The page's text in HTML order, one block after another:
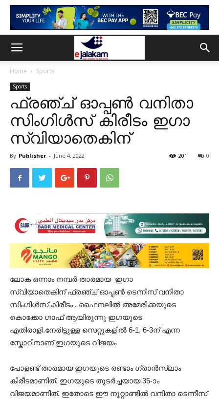
Home Sports
Sports
ഫ്രഞ്ച് ഓപ്പണ്‍ വനിതാ
സിംഗിള്‍സ് കിരീടം ഇഗാ
സ്വിയാതെകിന്
By Publisher - June 4, 2022 0
201
ലോക ഒന്നാം നമ്പര്‍ താരമായ ഇഗാ
സ്വിയാതെകിന് ഫ്രഞ്ച് ഓപ്പണ്‍ ടെന്നീസ് വനിതാ
സിംഗിള്‍സ് കിരീടം . ഫൈനലില്‍ അമേരിക്കയുടെ
കൊക്കോ ഗാഫ് ആയിരുന്നു ഇഗയുടെ
എതിരാളി.നേരിട്ടുള്ള സെറ്റുകളില്‍ 6-1, 6-3ന് എന്ന
സ്കോറിനാണ് ഇഗയുടെ വിജയം
പോളണ്ട് താരമായ ഇഗയുടെ രണ്ടാം ഗ്രാന്‍സ്ലാം
കിരീടമാണിത്. ഇഗയുടെ തുടര്‍ച്ചയായ 35-ാം
വിജയമാണിത്. ഇതോടെ ഈ നൂറ്റാണ്ടില്‍ വനിതാ ടെന്നീസ്